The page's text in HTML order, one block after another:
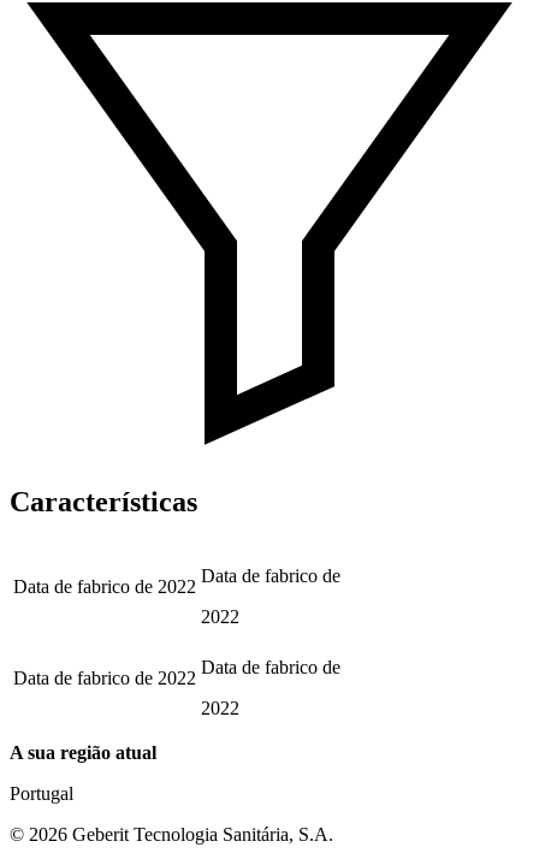
Características
Data de fabrico de 2022
Data de fabrico de
2022
Data de fabrico de 2022
Data de fabrico de
2022
A sua região atual
Portugal
© 2026 Geberit Tecnologia Sanitária, S.A.